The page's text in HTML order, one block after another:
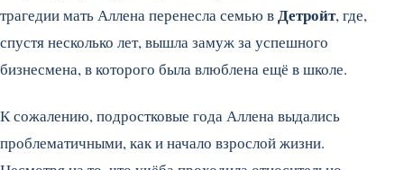
трагедии мать Аллена перенесла семью вДетройт, где,
спустя несколько лет, вышла замуж за успешного
бизнесмена, в которого была влюблена ещё в школе.
К сожалению, подростковые года Аллена выдались
проблематичными, как и начало взрослой жизни.